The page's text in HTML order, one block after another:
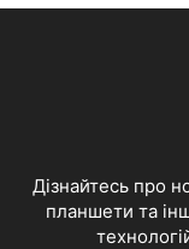
Дізнайтесь про
планшети та